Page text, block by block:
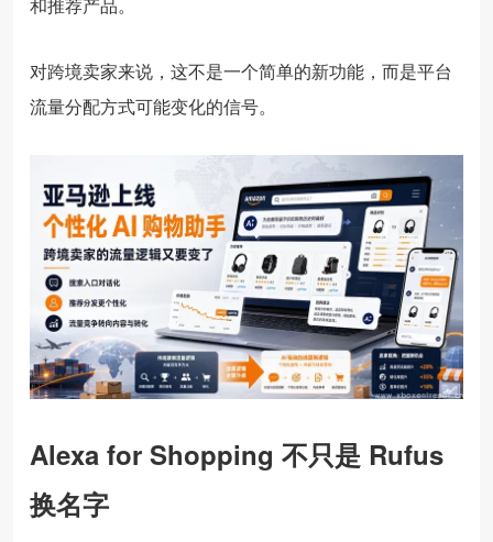
对跨境卖家来说，这不是一个简单的新功能，而是平台
流量分配方式可能变化的信号。
Alexa for Shopping 不只是 Rufus
换名字